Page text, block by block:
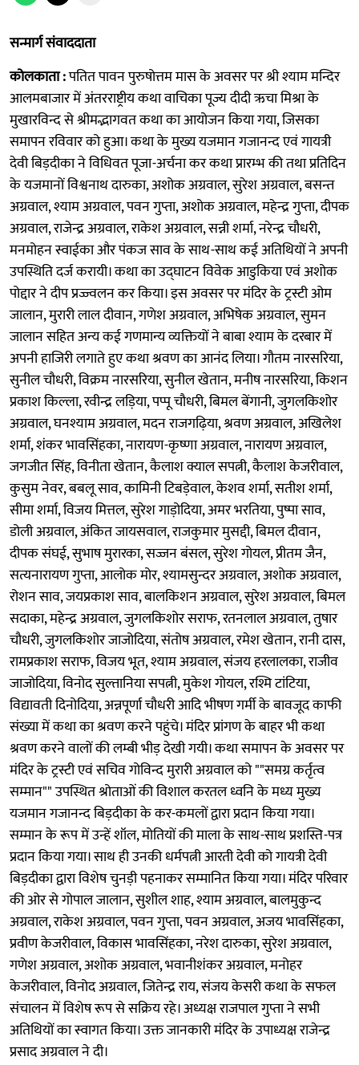
सन्मार्ग संवाददाता
कोलकाता :पतित पावन पुरुषोत्तम मास के अवसर पर श्री श्याम मन्दिर
आलमबाजार में अंतरराष्ट्रीय कथा वाचिका पूज्य दीदी ऋचा मिश्रा के
मुखारविन्द से श्रीमद्भागवत कथा का आयोजन किया गया, जिसका
समापन रविवार को हुआ। कथा के मुख्य यजमान गजानन्द एवं गायत्री
देवी बिड़दीका ने विधिवत पूजा-अर्चना कर कथा प्रारम्भ की तथा प्रतिदिन
के यजमानों विश्वनाथ दारुका, अशोक अग्रवाल, सुरेश अग्रवाल, बसन्त
अग्रवाल, श्याम अग्रवाल, पवन गुप्ता, अशोक अग्रवाल, महेन्द्र गुप्ता, दीपक
अग्रवाल, राजेन्द्र अग्रवाल, राकेश अग्रवाल, सन्नी शर्मा, नरेन्द्र चौधरी,
मनमोहन स्वाईका और पंकज साव के साथ-साथ कई अतिथियों ने अपनी
उपस्थिति दर्ज करायी। कथा का उद्घाटन विवेक आडुकिया एवं अशोक
पोद्दार ने दीप प्रज्ज्वलन कर किया। इस अवसर पर मंदिर के ट्रस्टी ओम
जालान, मुरारी लाल दीवान, गणेश अग्रवाल, अभिषेक अग्रवाल, सुमन
जालान सहित अन्य कई गणमान्य व्यक्तियों ने बाबा श्याम के दरबार में
अपनी हाजिरी लगाते हुए कथा श्रवण का आनंद लिया। गौतम नारसरिया,
सुनील चौधरी, विक्रम नारसरिया, सुनील खेतान, मनीष नारसरिया, किशन
प्रकाश किल्ला, रवीन्द्र लड़िया, पप्पू चौधरी, बिमल बेंगानी, जुगलकिशोर
अग्रवाल, घनश्याम अग्रवाल, मदन राजगढ़िया, श्रवण अग्रवाल, अखिलेश
शर्मा, शंकर भावसिंहका, नारायण-कृष्णा अग्रवाल, नारायण अग्रवाल,
जगजीत सिंह, विनीता खेतान, कैलाश क्याल सपत्नी, कैलाश केजरीवाल,
कुसुम नेवर, बबलू साव, कामिनी टिबड़ेवाल, केशव शर्मा, सतीश शर्मा,
सीमा शर्मा, विजय मित्तल, सुरेश गाड़ोदिया, अमर भरतिया, पुष्पा साव,
डोली अग्रवाल, अंकित जायसवाल, राजकुमार मुसद्दी, बिमल दीवान,
दीपक संघई, सुभाष मुरारका, सज्जन बंसल, सुरेश गोयल, प्रीतम जैन,
सत्यनारायण गुप्ता, आलोक मोर, श्यामसुन्दर अग्रवाल, अशोक अग्रवाल,
रोशन साव, जयप्रकाश साव, बालकिशन अग्रवाल, सुरेश अग्रवाल, बिमल
सदाका, महेन्द्र अग्रवाल, जुगलकिशोर सराफ, रतनलाल अग्रवाल, तुषार
चौधरी, जुगलकिशोर जाजोदिया, संतोष अग्रवाल, रमेश खेतान, रानी दास,
रामप्रकाश सराफ, विजय भूत, श्याम अग्रवाल, संजय हरलालका, राजीव
जाजोदिया, विनोद सुल्तानिया सपत्नी, मुकेश गोयल, रश्मि टांटिया,
विद्यावती दिनोदिया, अन्नपूर्णा चौधरी आदि भीषण गर्मी के बावजूद काफी
संख्या में कथा का श्रवण करने पहुंचे। मंदिर प्रांगण के बाहर भी कथा
श्रवण करने वालों की लम्बी भीड़ देखी गयी। कथा समापन के अवसर पर
मंदिर के ट्रस्टी एवं सचिव गोविन्द मुरारी अग्रवाल को ""समग्र कर्तृत्व
सम्मान"" उपस्थित श्रोताओं की विशाल करतल ध्वनि के मध्य मुख्य
यजमान गजानन्द बिड़दीका के कर-कमलों द्वारा प्रदान किया गया।
सम्मान के रूप में उन्हें शॉल, मोतियों की माला के साथ-साथ प्रशस्ति-पत्र
प्रदान किया गया। साथ ही उनकी धर्मपत्नी आरती देवी को गायत्री देवी
बिड़दीका द्वारा विशेष चुनड़ी पहनाकर सम्मानित किया गया। मंदिर परिवार
की ओर से गोपाल जालान, सुशील शाह, श्याम अग्रवाल, बालमुकुन्द
अग्रवाल, राकेश अग्रवाल, पवन गुप्ता, पवन अग्रवाल, अजय भावसिंहका,
प्रवीण केजरीवाल, विकास भावसिंहका, नरेश दारुका, सुरेश अग्रवाल,
गणेश अग्रवाल, अशोक अग्रवाल, भवानीशंकर अग्रवाल, मनोहर
केजरीवाल, विनोद अग्रवाल, जितेन्द्र राय, संजय केसरी कथा के सफल
संचालन में विशेष रूप से सक्रिय रहे। अध्यक्ष राजपाल गुप्ता ने सभी
अतिथियों का स्वागत किया। उक्त जानकारी मंदिर के उपाध्यक्ष राजेन्द्र
प्रसाद अग्रवाल ने दी।